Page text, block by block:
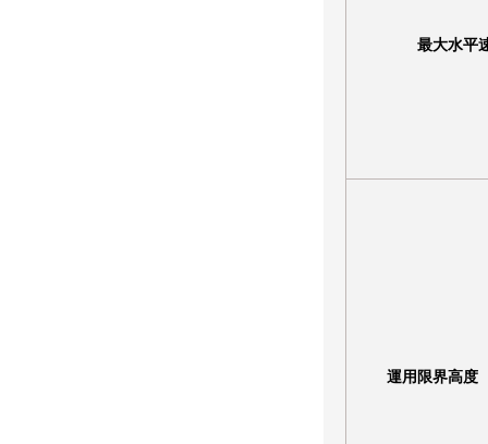
最大水平
運用限界高度